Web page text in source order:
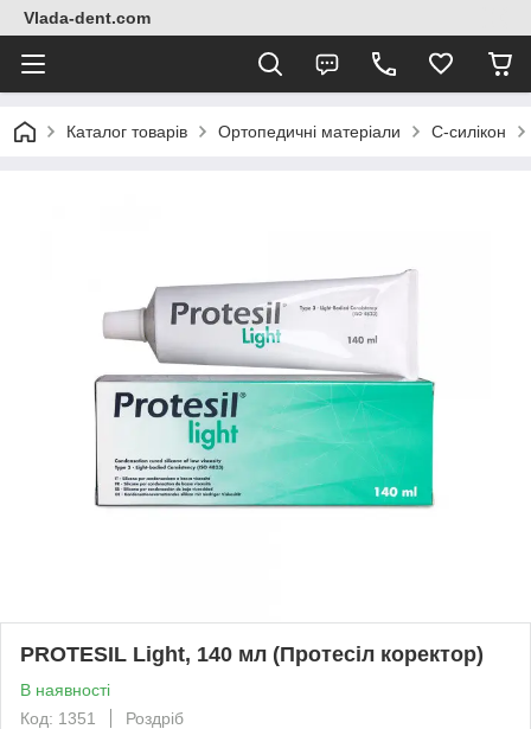
Vlada-dent.com
Каталог товарів Ортопедичні матеріали C-силікон
PROTESIL Light, 140 мл (Протесіл коректор)
В наявності
Код: 1351
Роздріб